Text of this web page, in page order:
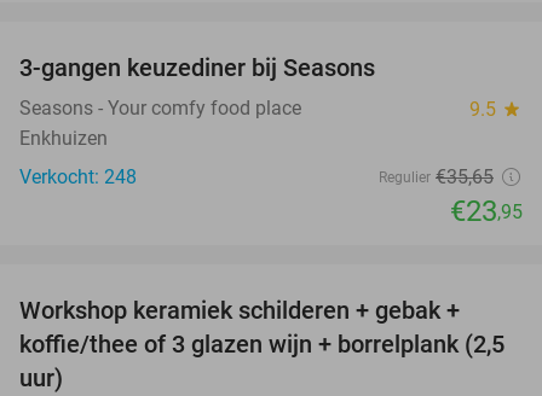
3-gangen keuzediner bij Seasons
Seasons - Your comfy food place 9.5 star
Enkhuizen
Verkocht: 248
Regulier €35,65
€23,95
Workshop keramiek schilderen + gebak +
koffie/thee of 3 glazen wijn + borrelplank (2,5
uur)